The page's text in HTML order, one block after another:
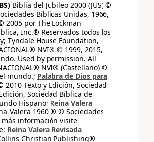
Biblia del Jubileo 2000 (JUS) ©
Bíblicas Unidas, 1966,
2005 por The Lockman
Inc.® Reservados todos los
Tyndale House Foundation,
NVI® © 1999, 2015,
Used by permission. All
NVI® (Castellano) ©
mundo.; Palabra de Dios para
2010 Texto y Edición, Sociedad
Sociedad Bíblica de
Hispano; Reina Valera
Valera 1960 ® © Sociedades
más información visite
Reina Valera Revisada
Christian Publishing®